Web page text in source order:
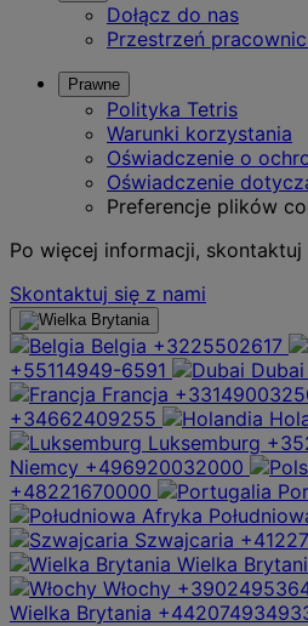
Dołącz do nas
Przestrzeń
Prawne
Polityka Tetris
Warunki korzystania
Oświadczenie o
Oświadczenie
Preferencje plików
Po więcej informacji, skontaktuj
Skontaktuj się z nami
Belgia +3225502617
+55114949-6591
Dubai
Francja
+34662409255
Luksemburg
Niemcy +496920032000
+48221670000
Szwajcaria
Wielka
Włochy
Wielka Brytania